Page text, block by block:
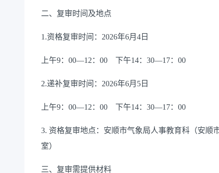
二、复审时间及地点
1.资格复审时间：2026年6月4日
上午9：00—12：00 下午14：30—17：00
2.递补复审时间：2026年6月5日
上午9：00—12：00 下午14：30—17：00
3. 资格复审地点：安顺市气象局人事教育科（安顺
室）
三、复审需提供材料